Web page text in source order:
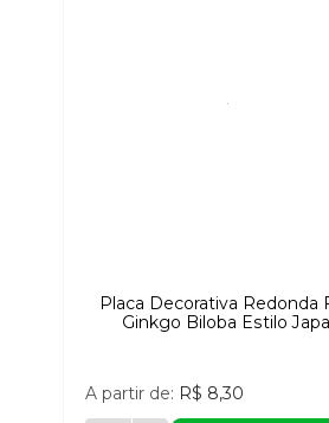
Placa Decorativa Redonda
Ginkgo Biloba Estilo
A partir de: R$ 8,30